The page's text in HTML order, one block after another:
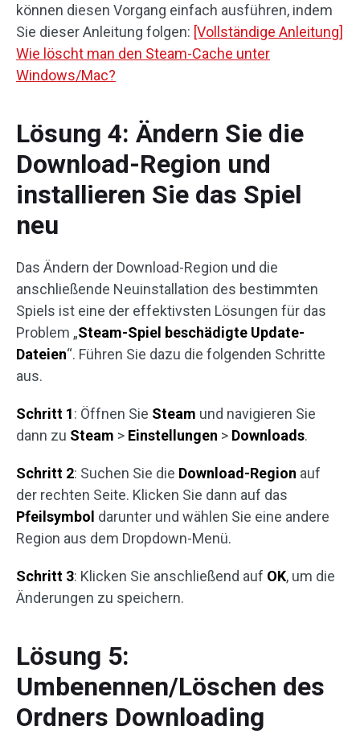
können diesen Vorgang einfach ausführen, indem
Sie dieser Anleitung folgen: [Vollständige Anleitung]
Wie löscht man den Steam-Cache unter
Windows/Mac?
Lösung 4: Ändern Sie die
Download-Region und
installieren Sie das Spiel
neu
Das Ändern der Download-Region und die
anschließende Neuinstallation des bestimmten
Spiels ist eine der effektivsten Lösungen für das
Problem „Steam-Spiel beschädigte Update-
Dateien“. Führen Sie dazu die folgenden Schritte
aus.
Schritt 1: Öffnen Sie Steam und navigieren Sie
dann zu Steam > Einstellungen > Downloads.
Schritt 2: Suchen Sie die Download-Region auf
der rechten Seite. Klicken Sie dann auf das
Pfeilsymbol darunter und wählen Sie eine andere
Region aus dem Dropdown-Menü.
Schritt 3: Klicken Sie anschließend auf OK, um die
Änderungen zu speichern.
Lösung 5:
Umbenennen/Löschen des
Ordners Downloading